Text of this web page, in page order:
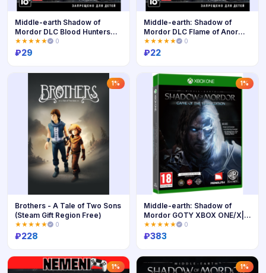
Middle-earth Shadow of
Mordor DLC Blood Hunters
Warband
★★★★★ 0
₽29
Купить
Middle-earth: Shadow of
Mordor DLC Flame of Anor
Rune
★★★★★ 0
₽22
1%
Купить
Brothers - A Tale of Two Sons
(Steam Gift Region Free)
★★★★★ 0
₽228
1%
Купить
Middle-earth: Shadow of
Mordor GOTY XBOX ONE/X|S
Ключ🔑
★★★★★ 0
₽383
1% 1%